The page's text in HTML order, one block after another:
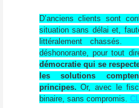
D’anciens clients sont
situation sans délai et,
littéralement
déshonorante, pour tout
démocratie qui se
les solutions
principes.Or, avec le
binaire, sans compromis.